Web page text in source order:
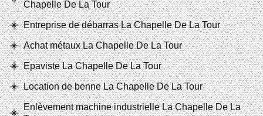
Chapelle De La Tour
Entreprise de débarras La Chapelle De La Tour
Achat métaux La Chapelle De La Tour
Epaviste La Chapelle De La Tour
Location de benne La Chapelle De La Tour
Enlèvement machine industrielle La Chapelle De La